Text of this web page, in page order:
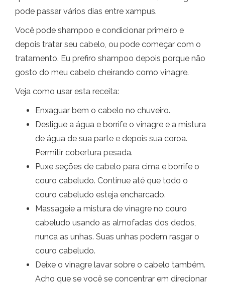
pode passar vários dias entre xampus.
Você pode shampoo e condicionar primeiro e
depois tratar seu cabelo, ou pode começar com o
tratamento. Eu prefiro shampoo depois porque não
gosto do meu cabelo cheirando como vinagre.
Veja como usar esta receita:
Enxaguar bem o cabelo no chuveiro.
Desligue a água e borrife o vinagre e a mistura
de água de sua parte e depois sua coroa.
Permitir cobertura pesada.
Puxe seções de cabelo para cima e borrife o
couro cabeludo. Continue até que todo o
couro cabeludo esteja encharcado.
Massageie a mistura de vinagre no couro
cabeludo usando as almofadas dos dedos,
nunca as unhas. Suas unhas podem rasgar o
couro cabeludo.
Deixe o vinagre lavar sobre o cabelo também.
Acho que se você se concentrar em direcionar